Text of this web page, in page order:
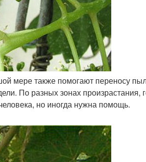
мере также помогают переносу
По разных зонах произрастания,
но иногда нужна помощь.